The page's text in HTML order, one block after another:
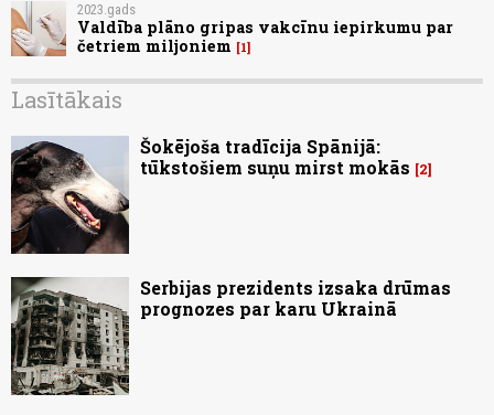
2023.gads
Valdība plāno gripas vakcīnu iepirkumu par
četriem miljoniem
1
Lasītākais
Šokējoša tradīcija Spānijā:
tūkstošiem suņu mirst mokās
2
Serbijas prezidents izsaka drūmas
prognozes par karu Ukrainā